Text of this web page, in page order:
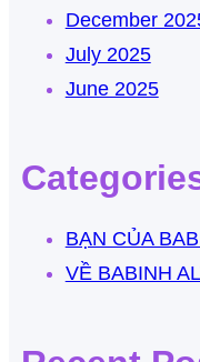
December
July 2025
June 2025
BẠN CỦA
VỀ BABINH